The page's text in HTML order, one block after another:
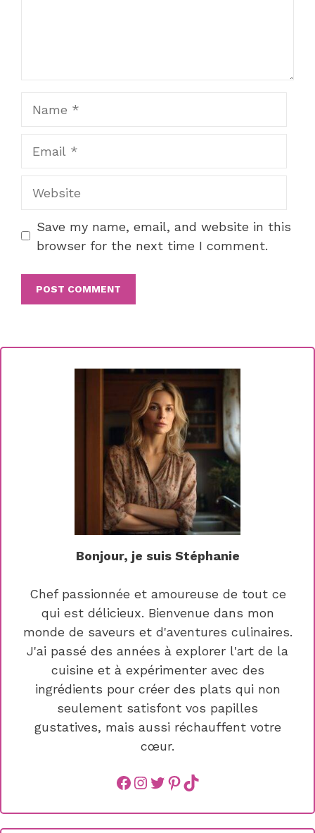
Save my name, email, and website in this
browser for the next time I comment.
Bonjour, je suis Stéphanie
Chef passionnée et amoureuse de tout ce
qui est délicieux. Bienvenue dans mon
monde de saveurs et d'aventures culinaires.
J'ai passé des années à explorer l'art de la
cuisine et à expérimenter avec des
ingrédients pour créer des plats qui non
seulement satisfont vos papilles
gustatives, mais aussi réchauffent votre
cœur.
Facebook
instagram
Twitter
Pinterest
TikTok